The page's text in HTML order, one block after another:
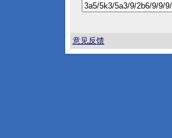
意见反馈